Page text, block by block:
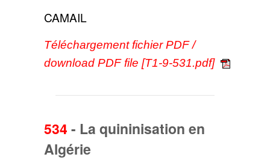
CAMAIL
Téléchargement fichier PDF /
download PDF file [T1-9-531.pdf]
534 - La quininisation en
Algérie